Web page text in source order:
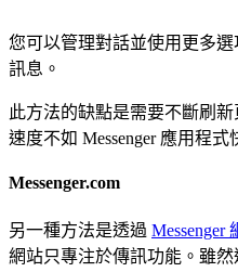
您可以管理對話並使用更多
訊息。
此方法的缺點是需要不斷刷
速度不如 Messenger 應用程式
Messenger.com
另一種方法是透過 Messenger
網站只專注於傳訊功能。雖